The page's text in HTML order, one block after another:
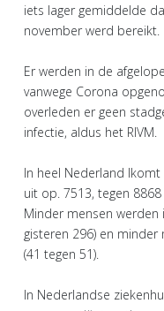
iets lager gemiddelde
november werd bereikt.
Er werden in de
vanwege Corona
overleden er geen
infectie, aldus het RIVM.
In heel Nederland
uit op. 7513, tegen
Minder mensen werden
gisteren 296) en
(41 tegen 51).
In Nederlandse